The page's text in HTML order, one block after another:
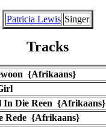
Patricia Lewis Singer
Tracks
{Afrikaans}
In Die Reen {Afrikaans}
Rede {Afrikaans}